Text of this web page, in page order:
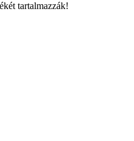
tartalmazzák!